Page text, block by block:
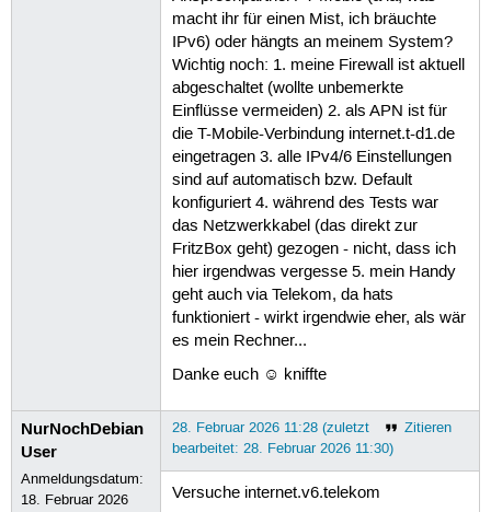
macht ihr für einen Mist, ich bräuchte
IPv6) oder hängts an meinem System?
Wichtig noch: 1. meine Firewall ist aktuell
abgeschaltet (wollte unbemerkte
Einflüsse vermeiden) 2. als APN ist für
die T-Mobile-Verbindung internet.t-d1.de
eingetragen 3. alle IPv4/6 Einstellungen
sind auf automatisch bzw. Default
konfiguriert 4. während des Tests war
das Netzwerkkabel (das direkt zur
FritzBox geht) gezogen - nicht, dass ich
hier irgendwas vergesse 5. mein Handy
geht auch via Telekom, da hats
funktioniert - wirkt irgendwie eher, als wär
es mein Rechner...
Danke euch ☺ kniffte
NurNochDebian
User
Anmeldungsdatum:
18. Februar 2026
Zitieren
28. Februar 2026 11:28 (zuletzt
bearbeitet: 28. Februar 2026 11:30)
Versuche internet.v6.telekom